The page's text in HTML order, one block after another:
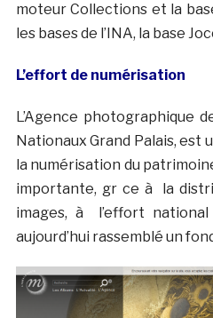
moteur Collections et la
les bases de l’INA, la base
L’effort de numérisation
L’Agence photographique
Nationaux Grand Palais, est
la numérisation du
importante, gr ce à la
images, à l’effort
aujourd’hui rassemblé un